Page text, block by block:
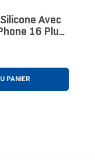
Avec
16 Plus
PANIER